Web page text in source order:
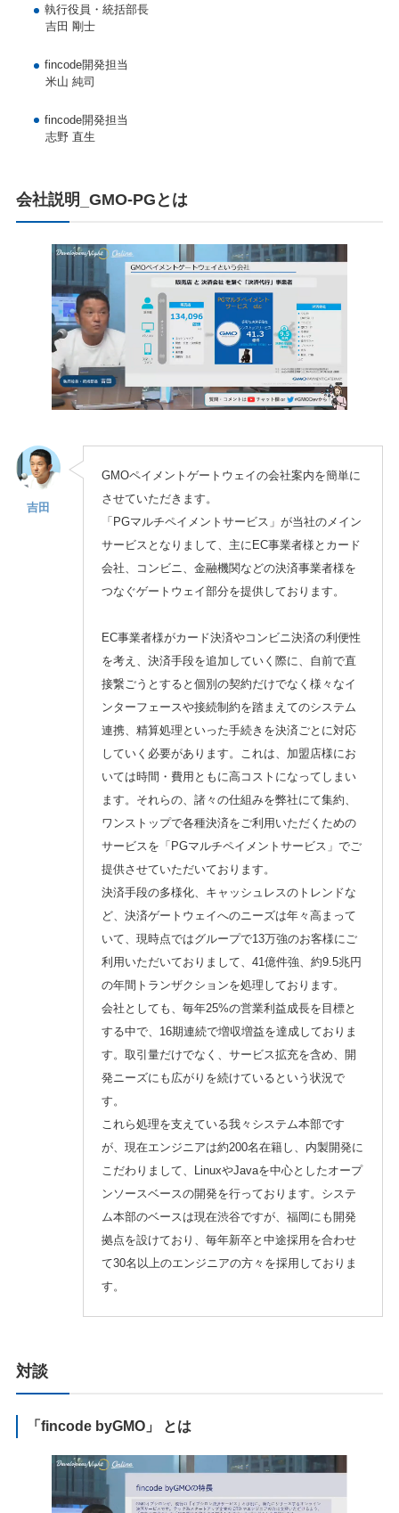
執行役員・統括部長
吉田 剛士
fincode開発担当
米山 純司
fincode開発担当
志野 直生
会社説明_GMO-PGとは
吉田
GMOペイメントゲートウェイの会社案内を簡単に
させていただきます。
「PGマルチペイメントサービス」が当社のメイン
サービスとなりまして、主にEC事業者様とカード
会社、コンビニ、金融機関などの決済事業者様を
つなぐゲートウェイ部分を提供しております。
EC事業者様がカード決済やコンビニ決済の利便性
を考え、決済手段を追加していく際に、自前で直
接繋ごうとすると個別の契約だけでなく様々なイ
ンターフェースや接続制約を踏まえてのシステム
連携、精算処理といった手続きを決済ごとに対応
していく必要があります。これは、加盟店様にお
いては時間・費用ともに高コストになってしまい
ます。それらの、諸々の仕組みを弊社にて集約、
ワンストップで各種決済をご利用いただくための
サービスを「PGマルチペイメントサービス」でご
提供させていただいております。
決済手段の多様化、キャッシュレスのトレンドな
ど、決済ゲートウェイへのニーズは年々高まって
いて、現時点ではグループで13万強のお客様にご
利用いただいておりまして、41億件強、約9.5兆円
の年間トランザクションを処理しております。
会社としても、毎年25%の営業利益成長を目標と
する中で、16期連続で増収増益を達成しておりま
す。取引量だけでなく、サービス拡充を含め、開
発ニーズにも広がりを続けているという状況で
す。
これら処理を支えている我々システム本部です
が、現在エンジニアは約200名在籍し、内製開発に
こだわりまして、LinuxやJavaを中心としたオープ
ンソースベースの開発を行っております。システ
ム本部のベースは現在渋谷ですが、福岡にも開発
拠点を設けており、毎年新卒と中途採用を合わせ
て30名以上のエンジニアの方々を採用しておりま
す。
対談
「fincode byGMO」 とは